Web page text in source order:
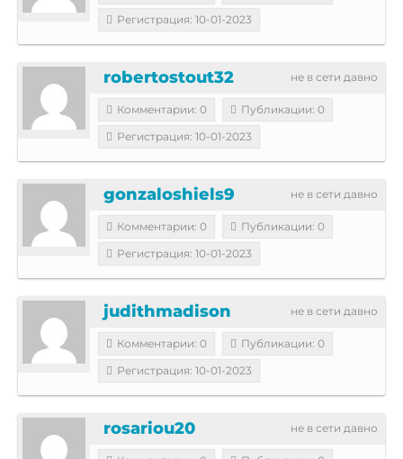
Регистрация: 10-01-2023
не в сети давно
robertostout32
Комментарии: 0
Публикации: 0
Регистрация: 10-01-2023
не в сети давно
gonzaloshiels9
Комментарии: 0
Публикации: 0
Регистрация: 10-01-2023
не в сети давно
judithmadison
Комментарии: 0
Публикации: 0
Регистрация: 10-01-2023
не в сети давно
rosariou20